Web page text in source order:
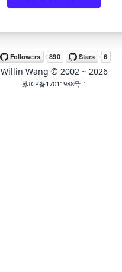
Willin Wang © 2002 ~ 2026
苏ICP备17011988号-1